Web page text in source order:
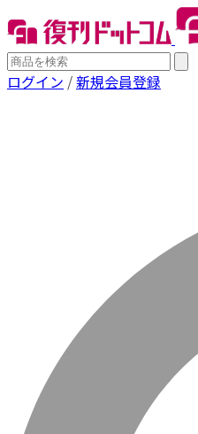
ログイン /新規会員登録